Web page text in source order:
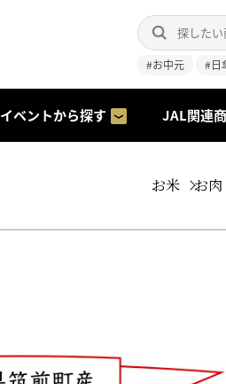
#お中元 #日
イベントから探す JAL関連
お米 お肉